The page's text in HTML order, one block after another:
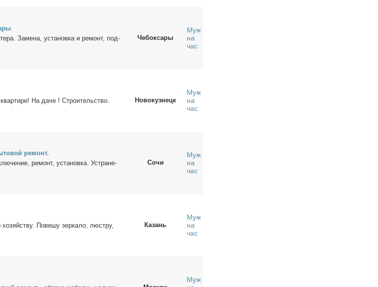
За­ме­на, уста­нов­ка и ре­монт, под­
Чебоксары
Муж
на
час
На да­че ! Стро­и­тель­ство.
Новокузнецк
Муж
на
час
ре­монт.
ре­монт, уста­нов­ка. Устра­не­
Сочи
Муж
на
час
По­ве­шу зер­ка­ло, люст­ру,
Казань
Муж
на
час
Муж